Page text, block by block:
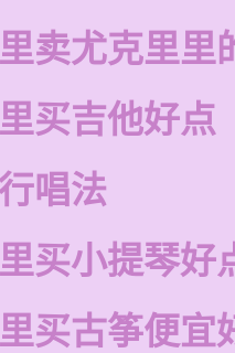
卖尤克里里
买吉他好点
唱法
买小提琴好
买古筝便宜